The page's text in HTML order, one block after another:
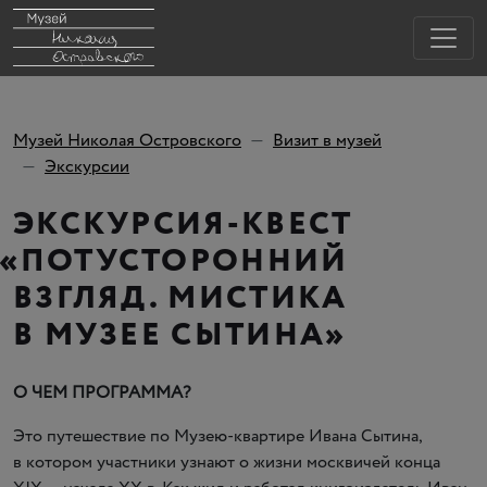
Музей Николая Островского
Визит в музей
Экскурсии
ЭКСКУРСИЯ-КВЕСТ
«ПОТУСТОРОННИЙ
ВЗГЛЯД. МИСТИКА
В МУЗЕЕ СЫТИНА»
О ЧЕМ ПРОГРАММА?
Это путешествие по Музею-квартире Ивана Сытина,
в котором участники узнают о жизни москвичей конца